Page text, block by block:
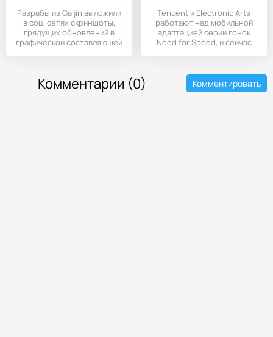
Разрабы из Gaijin выложили
в соц. сетях скриншоты,
грядущих обновлений в
графической составляющей
Tencent и Electronic Arts
работают над мобильной
адаптацией серии гонок
Need for Speed, и сейчас
Комментарии (0) Комментировать